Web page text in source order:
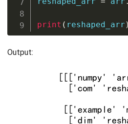
print ( reshaped_arr )
Output: